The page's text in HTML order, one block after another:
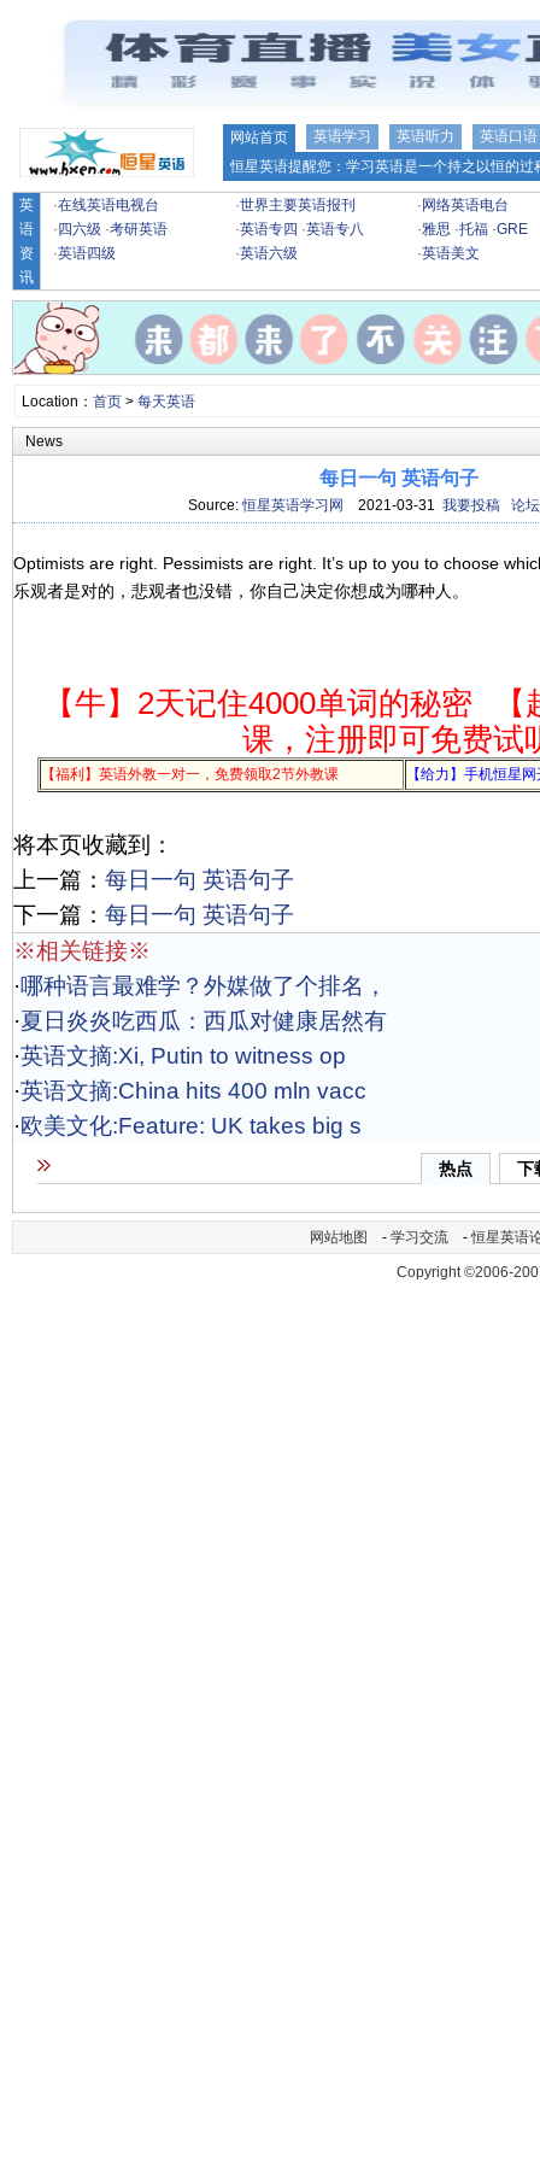
网站首页 英语学习 英语听力
英语口语
恒星英语提醒您：学习英语是一个持之以恒的
英
语
资
讯
·在线英语电视台 ·世界主要英语报刊 · 网络英语电台
· 四六级 ·考研英语 ·英语专四 ·英语专八 ·雅思 ·托福 ·GRE
·英语四级 ·英语六级 ·英语美文
Location： 首页> 每天英语
News
每日一句 英语句子
Source:恒星英语学习网 2021-03-31 我要投稿 论坛
Optimists are right. Pessimists are right. It’s up to you to choose
乐观者是对的，悲观者也没错，你自己决定你想成为哪种人。
【牛】2天记住4000单词的秘密
课，注册即可免费试
【福利】英语外教一对一，免费领取2节外教课 【给力】手机恒星
将本页收藏到：
上一篇： 每日一句 英语句子
下一篇： 每日一句 英语句子
※相关链接※
·哪种语言最难学？外媒做了个排名，
·夏日炎炎吃西瓜：西瓜对健康居然有
·英语文摘:Xi, Putin to witness op
·英语文摘:China hits 400 mln vacc
·欧美文化:Feature: UK takes big s
热点 下
网站地图 - 学习交流 -恒星英语
Copyright ©2006-